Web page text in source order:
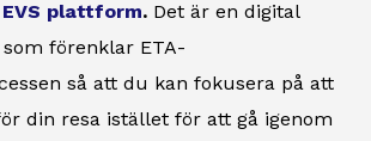
EVS plattform. Det är en digital
förenklar ETA-
så att du kan fokusera på att
din resa istället för att gå igenom